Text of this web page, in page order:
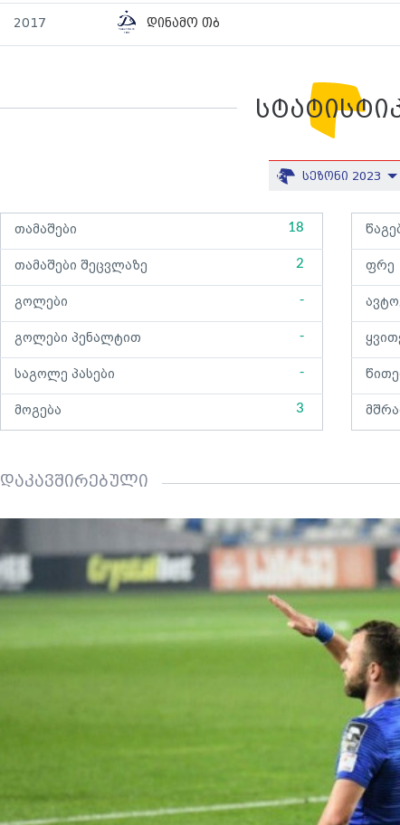
2017 დინამო თბ
სეზონი 2023
თამაშები 18
თამაშები შეცვლაზე 2
გოლები -
გოლები პენალტით -
საგოლე პასები -
მოგება 3
ფრე
დაკავშირებული